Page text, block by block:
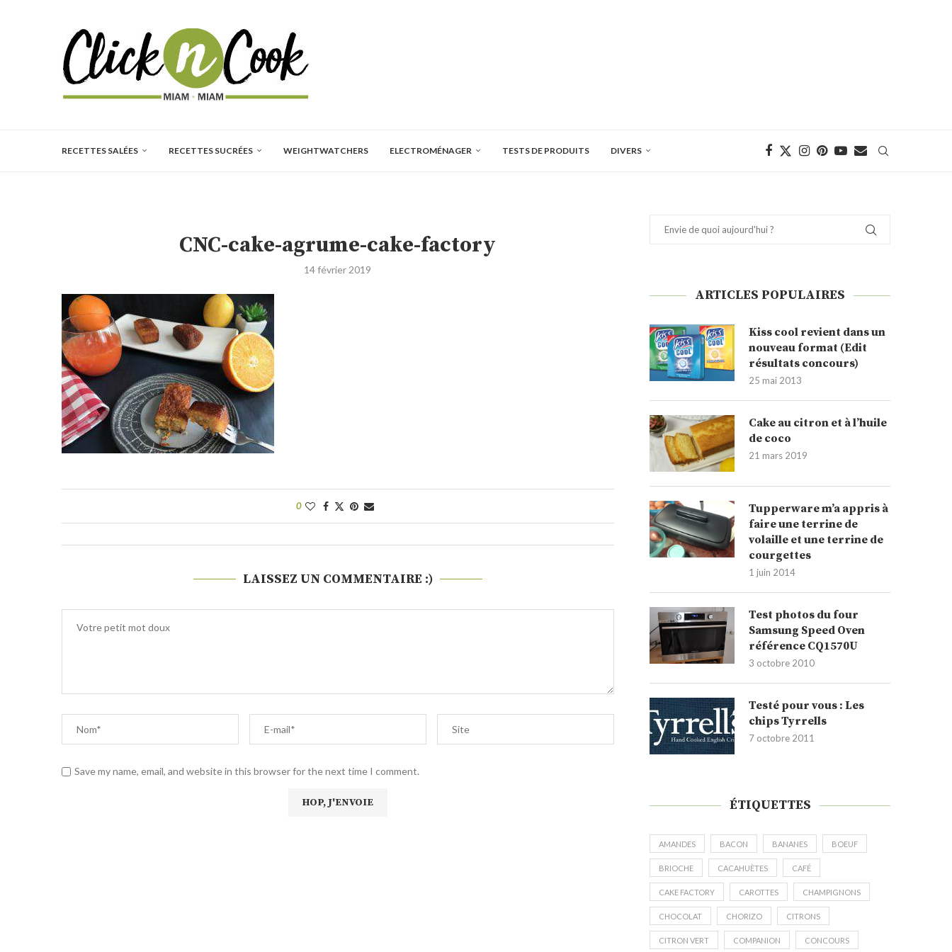
RECETTES SALÉES RECETTES SUCRÉES WEIGHTWATCHERS ELECTROMÉNAGER TESTS DE PRODUITS DIVERS
CNC-cake-agrume-cake-factory
14 février 2019
0
LAISSEZ UN COMMENTAIRE :)
Save my name, email, and website in this browser for the next time I comment.
ARTICLES POPULAIRES
Kiss cool revient dans un
nouveau format (Edit
résultats concours)
25 mai 2013
Cake au citron et à l’huile
de coco
21 mars 2019
Tupperware m’a appris à
faire une terrine de
volaille et une terrine de
courgettes
1 juin 2014
Test photos du four
Samsung Speed Oven
référence CQ1570U
3 octobre 2010
Testé pour vous : Les
chips Tyrrells
7 octobre 2011
ÉTIQUETTES
AMANDES BACON BANANES BOEUF
BRIOCHE CACAHUÈTES CAFÉ
CAKE FACTORY CAROTTES CHAMPIGNONS
CHOCOLAT CHORIZO CITRONS
CITRON VERT COMPANION CONCOURS